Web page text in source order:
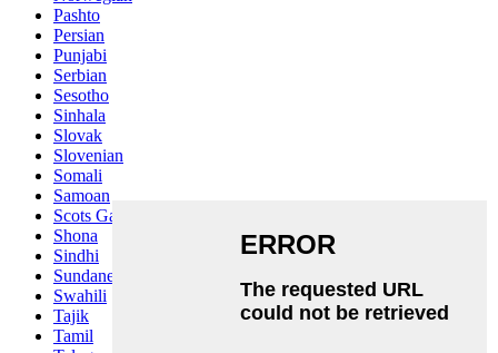
Pashto
Persian
Punjabi
Serbian
Sesotho
Sinhala
Slovak
Slovenian
Somali
Samoan
Scots Gaelic
Shona
Sindhi
Sundanese
Swahili
Tajik
Tamil